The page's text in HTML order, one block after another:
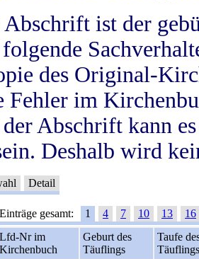
Abschrift ist der
des Original-
Fehler im
Abschrift kann
Deshalb wird
Detail
gesamt: 1 4 7 10 13
16
Lfd-Nr im
Kirchenbuch
Geburt des
Täuflings
Taufe
Täuflings